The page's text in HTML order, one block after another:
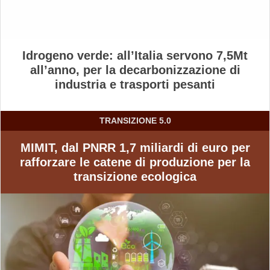
Idrogeno verde: all’Italia servono 7,5Mt
all’anno, per la decarbonizzazione di
industria e trasporti pesanti
TRANSIZIONE 5­.0
MIMIT, dal PNRR 1,7 miliardi di euro per
rafforzare le catene di produzione per la
transizione ecologica